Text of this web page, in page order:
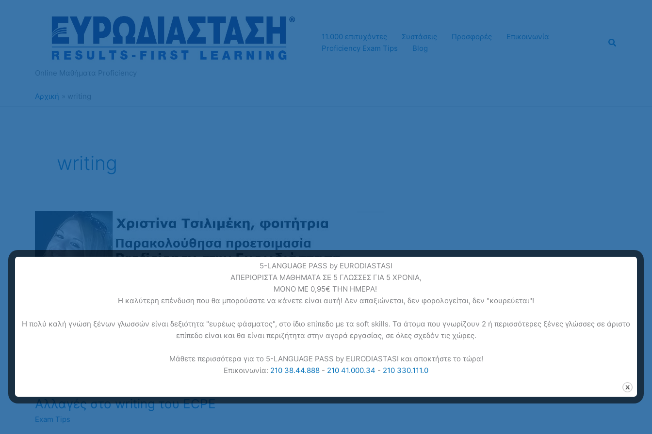
Online Μαθήματα Proficiency
11.000 επιτυχόντες Συστάσεις Προσφορές
Επικοινωνία
Proficiency Exam Tips
Blog
Αρχική writing
writing
Αλλαγές στο writing του ECPE
Exam Tips
5-LANGUAGE PASS by EURODIASTASI
ΑΠΕΡΙΟΡΙΣΤΑ ΜΑΘΗΜΑΤΑ ΣΕ 5 ΓΛΩΣΣΕΣ ΓΙΑ 5 ΧΡΟΝΙΑ,
ΜΟΝΟ ΜΕ 0,95€ ΤΗΝ ΗΜΕΡΑ!
Η καλύτερη επένδυση που θα μπορούσατε να κάνετε είναι αυτή! Δεν απαξιώνεται, δεν φορολογείται, δεν "κουρεύεται"!
Η πολύ καλή γνώση ξένων γλωσσών είναι δεξιότητα "ευρέως φάσματος", στο ίδιο επίπεδο με τα soft skills. Τα άτομα που γνωρίζουν 2 ή περισσότερες ξένες γλώσσες σε άριστο
επίπεδο είναι και θα είναι περιζήτητα στην αγορά εργασίας, σε όλες σχεδόν τις χώρες.
Μάθετε περισσότερα για το 5-LANGUAGE PASS by EURODIASTASI και αποκτήστε το τώρα!
Επικοινωνία: 210 38.44.888 - 210 41.000.34 - 210 330.111.0